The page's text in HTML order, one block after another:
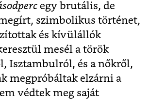
egy brutális, de
szimbolikus történet,
és kívülállók
mesél a török
Isztambulról, és a nőkről,
megpróbáltak elzárni a
védtek meg saját